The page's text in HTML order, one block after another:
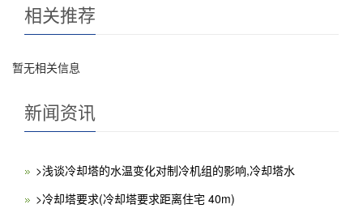
相关推荐
暂无相关信息
新闻资讯
>浅谈冷却塔的水温变化对制冷机组的影响,冷却塔水
>冷却塔要求(冷却塔要求距离住宅 40m)